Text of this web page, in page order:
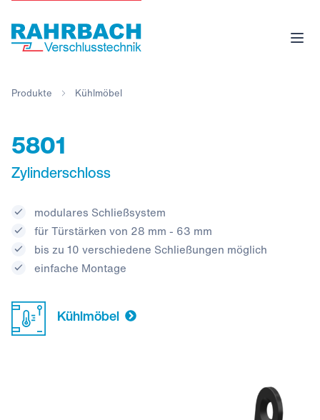
Produkte Kühlmöbel
5801
Zylinderschloss
modulares Schließsystem
für Türstärken von 28 mm - 63 mm
bis zu 10 verschiedene Schließungen möglich
einfache Montage
Kühlmöbel